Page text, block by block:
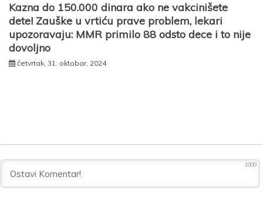
Kazna do 150.000 dinara ako ne vakcinišete
dete! Zauške u vrtiću prave problem, lekari
upozoravaju: MMR primilo 88 odsto dece i to nije
dovoljno
četvrtak, 31. oktobar, 2024
1000